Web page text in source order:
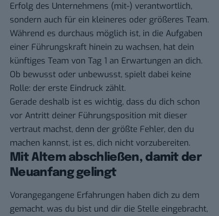
Erfolg des Unternehmens (mit-) verantwortlich,
sondern auch für ein kleineres oder größeres Team.
Während es durchaus möglich ist, in die Aufgaben
einer Führungskraft hinein zu wachsen, hat dein
künftiges Team von Tag 1 an Erwartungen an dich.
Ob bewusst oder unbewusst, spielt dabei keine
Rolle: der erste Eindruck zählt.
Gerade deshalb ist es wichtig, dass du dich schon
vor Antritt deiner Führungsposition mit dieser
vertraut machst, denn der größte Fehler, den du
machen kannst, ist es, dich nicht vorzubereiten.
Mit Altem abschließen, damit der
Neuanfang gelingt
Vorangegangene Erfahrungen haben dich zu dem
gemacht, was du bist und dir die Stelle eingebracht,